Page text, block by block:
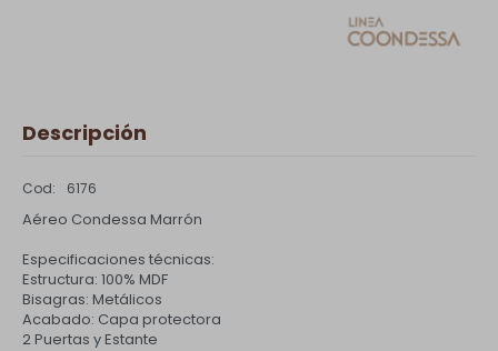
Descripción
6176
Aéreo Condessa Marrón
Especificaciones técnicas:
Estructura: 100% MDF
Bisagras: Metálicos
Acabado: Capa protectora
2 Puertas y Estante